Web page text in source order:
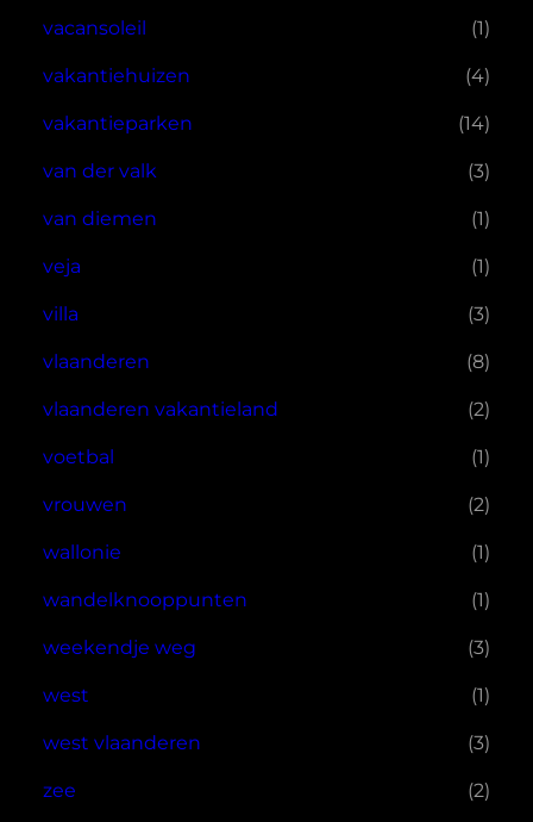
vacansoleil (1)
vakantiehuizen (4)
vakantieparken (14)
van der valk (3)
van diemen (1)
veja (1)
villa (3)
vlaanderen (8)
vlaanderen vakantieland (2)
voetbal (1)
vrouwen (2)
wallonie (1)
wandelknooppunten (1)
weekendje weg (3)
west (1)
west vlaanderen (3)
zee (2)